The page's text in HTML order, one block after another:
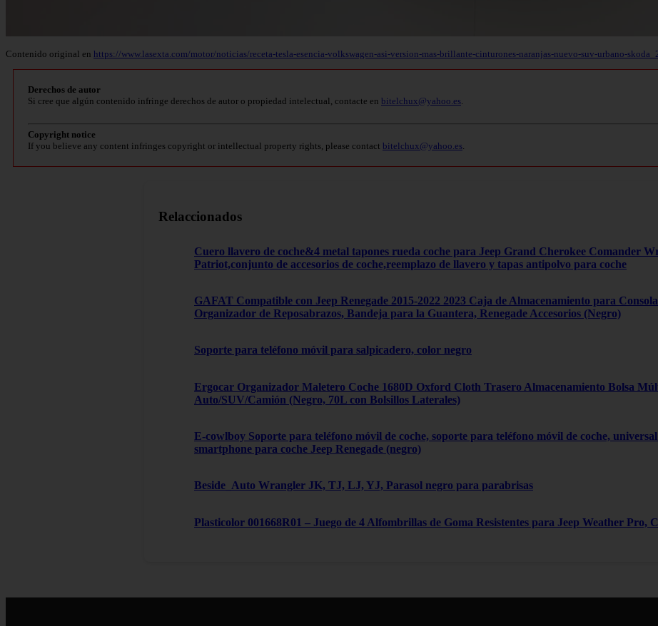
Contenido original en https://www.lasexta.com/motor/noticias/receta-tesla-esencia-volkswagen-asi-version-mas-brillante-cinturones-naranjas-nuevo-suv-urbano-
Derechos de autor
Si cree que algún contenido infringe derechos de autor o propiedad intelectual, contacte en bitelchux@yahoo.es.
Copyright notice
If you believe any content infringes copyright or intellectual property rights, please contact bitelchux@yahoo.es.
Relaccionados
Cuero llavero de coche&4 metal tapones rueda coche para Jeep Grand Cherokee Comander
Patriot,conjunto de accesorios de coche,reemplazo de llavero y tapas antipolvo para coche
GAFAT Compatible con Jeep Renegade 2015-2022 2023 Caja de Almacenamiento para
Organizador de Reposabrazos, Bandeja para la Guantera, Renegade Accesorios (Negro)
Soporte para teléfono móvil para salpicadero, color negro
Ergocar Organizador Maletero Coche 1680D Oxford Cloth Trasero Almacenamiento Bolsa
Auto/SUV/Camión (Negro, 70L con Bolsillos Laterales)
E-cowlboy Soporte para teléfono móvil de coche, soporte para teléfono móvil de coche,
smartphone para coche Jeep Renegade (negro)
Beside_Auto Wrangler JK, TJ, LJ, YJ, Parasol negro para parabrisas
Plasticolor 001668R01 – Juego de 4 Alfombrillas de Goma Resistentes para Jeep Weather Pro,